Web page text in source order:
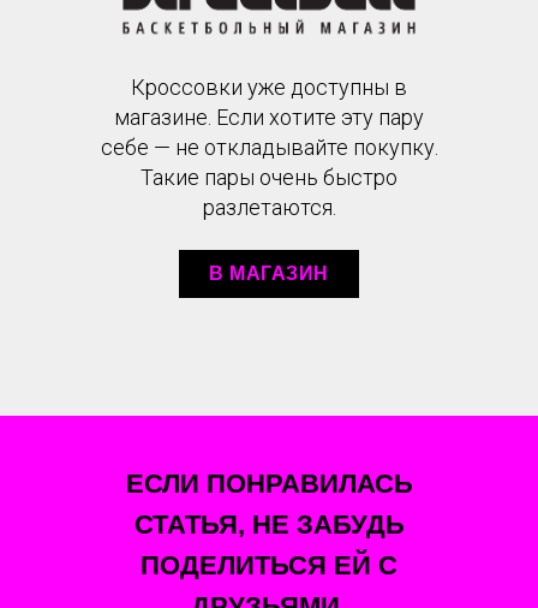
Кроссовки уже доступны в
магазине. Если хотите эту пару
себе — не откладывайте покупку.
Такие пары очень быстро
разлетаются.
В МАГАЗИН
ЕСЛИ ПОНРАВИЛАСЬ
СТАТЬЯ, НЕ ЗАБУДЬ
ПОДЕЛИТЬСЯ ЕЙ С